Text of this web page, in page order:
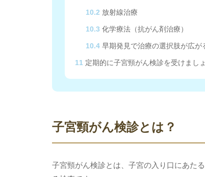
10.2 放射線治療
10.3 化学療法（抗がん剤治療）
10.4 早期発見で治療の選択肢が広が
11 定期的に子宮頸がん検診を受けまし
子宮頸がん検診とは？
子宮頸がん検診とは、子宮の入り口にあた